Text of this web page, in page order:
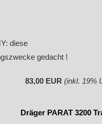
diese
gedacht !
83,00 EUR (inkl. 19%
Dräger PARAT 3200